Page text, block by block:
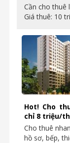
Cần cho thuê
Giá thuê: 10
Hot! Cho
chỉ 8 triệu/
Cho thuê
hồ sơ, bếp,